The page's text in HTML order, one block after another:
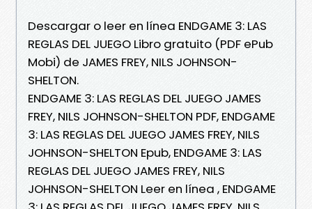
Descargar o leer en línea ENDGAME 3: LAS
REGLAS DEL JUEGO Libro gratuito (PDF ePub
Mobi) de JAMES FREY, NILS JOHNSON-
SHELTON.
ENDGAME 3: LAS REGLAS DEL JUEGO JAMES
FREY, NILS JOHNSON-SHELTON PDF, ENDGAME
3: LAS REGLAS DEL JUEGO JAMES FREY, NILS
JOHNSON-SHELTON Epub, ENDGAME 3: LAS
REGLAS DEL JUEGO JAMES FREY, NILS
JOHNSON-SHELTON Leer en línea , ENDGAME